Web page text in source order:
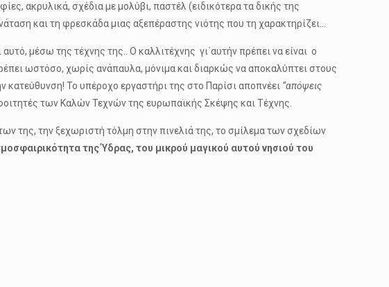
ακρυλικά, σχέδια με μολύβι, παστέλ (ειδικότερα τα δικής της
και τη φρεσκάδα μιας αξεπέραστης νιότης που τη χαρακτηρίζει…
αυτό, μέσω της τέχνης της.. Ο καλλιτέχνης γι΄αυτήν πρέπει να είναι ο
ωστόσο, χωρίς ανάπαυλα, μόνιμα και διαρκώς να αποκαλύπτει στους
κατεύθυνση! Το υπέροχο εργαστήρι της στο Παρίσι αποπνέει “απόψεις
των Καλών Τεχνών της ευρωπαϊκής Σκέψης και Τέχνης.
της, την ξεχωριστή τόλμη στην πινελιά της, το σμίλεμα των σχεδίων
της Ύδρας, του μικρού μαγικού αυτού νησιού του